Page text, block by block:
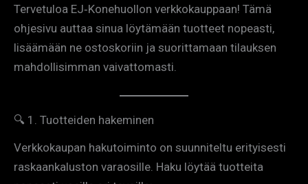
Tervetuloa EJ‑Konehuollon verkkokauppaan! Tämä
ohjesivu auttaa sinua löytämään tuotteet nopeasti,
lisäämään ne ostoskoriin ja suorittamaan tilauksen
mahdollisimman vaivattomasti.
🔍 1. Tuotteiden hakeminen
Verkkokaupan hakutoiminto on suunniteltu erityisesti
raskaankaluston varaosille. Haku löytää tuotteita